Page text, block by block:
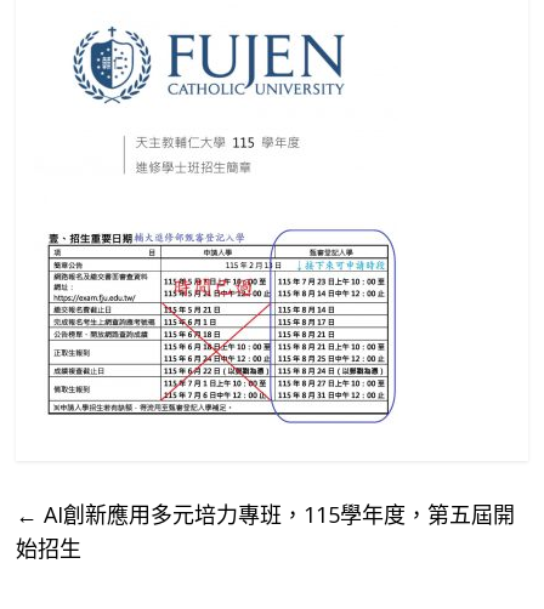
← AI創新應用多元培力專班，115學年度，第五屆開
始招生